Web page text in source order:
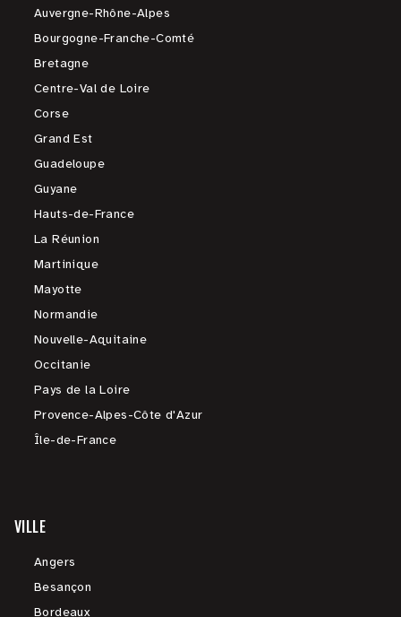
Auvergne-Rhône-Alpes
Bourgogne-Franche-Comté
Bretagne
Centre-Val de Loire
Corse
Grand Est
Guadeloupe
Guyane
Hauts-de-France
La Réunion
Martinique
Mayotte
Normandie
Nouvelle-Aquitaine
Occitanie
Pays de la Loire
Provence-Alpes-Côte d'Azur
Île-de-France
VILLE
Angers
Besançon
Bordeaux